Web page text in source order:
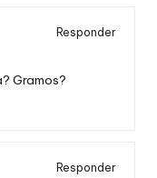
Responder
Gramos?
Responder